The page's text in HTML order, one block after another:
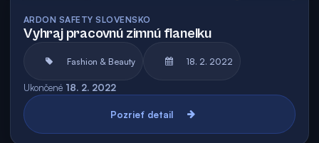
ARDON SAFETY SLOVENSKO
Vyhraj pracovnú zimnú flanelku
Fashion & Beauty 18. 2. 2022
Ukončené 18. 2. 2022
Pozrieť detail